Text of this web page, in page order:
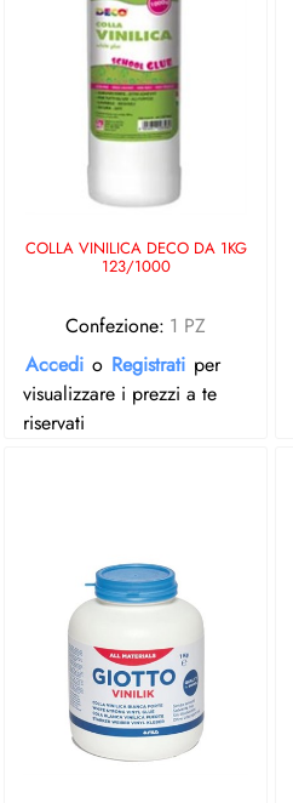
COLLA VINILICA DECO DA 1KG
123/1000
Confezione: 1 PZ
Accedi o Registrati per
visualizzare i prezzi a te
riservati